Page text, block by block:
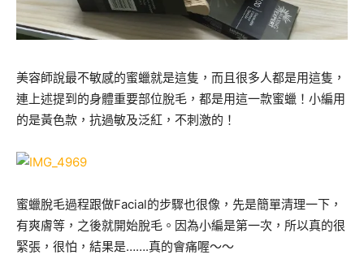
美容師說最不敏感的蜜蠟就是這隻，而且很多人都是用這隻，
連上述提到的身體重要部位脫毛，都是用這一款蜜蠟！小編用
的是黃色款，抗過敏及泛紅，不刺激的！
蜜蠟脫毛過程跟做Facial的步驟也很像，先是簡單清理一下，
有爽膚等，之後就開始脫毛。因為小編是第一次，所以真的很
緊張，很怕，結果是…….真的會痛喔～～